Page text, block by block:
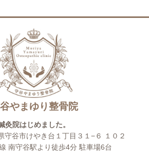
やまゆり整骨院
灸院はじめました。
守谷市けやき台１丁目３１−６ １０２
南守谷駅より徒歩4分 駐車場6台